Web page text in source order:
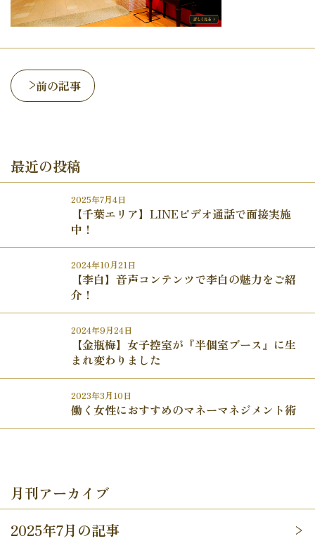
前の記事
最近の投稿
2025年7月4日
【千葉エリア】LINEビデオ通話で面接実施
中！
2024年10月21日
【李白】音声コンテンツで李白の魅力をご紹
介！
2024年9月24日
【金瓶梅】女子控室が『半個室ブース』に生
まれ変わりました
2023年3月10日
働く女性におすすめのマネーマネジメント術
月刊アーカイブ
2025年7月の記事